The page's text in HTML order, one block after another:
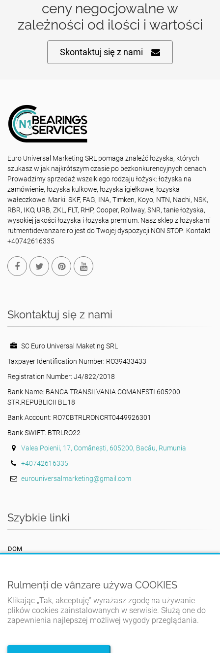
ceny negocjowalne w
zależności od ilości i wartości
Skontaktuj się z nami
Euro Universal Marketing SRL pomaga znaleźć łożyska, których
szukasz w jak najkrótszym czasie po bezkonkurencyjnych cenach.
Prowadzimy sprzedaż wszelkiego rodzaju łożysk: łożyska na
zamówienie, łożyska kulkowe, łożyska igiełkowe, łożyska
wałeczkowe. Marki: SKF, FAG, INA, Timken, Koyo, NTN, Nachi, NSK,
RBR, IKO, URB, ZKL, FLT, RHP, Cooper, Rollway, SNR, tanie łożyska,
wysokiej jakości łożyska i łożyska premium. Nasz sklep z łożyskami
rutmentidevanzare.ro jest do Twojej dyspozycji NON STOP: Kontakt
+40742616335
Skontaktuj się z nami
SC Euro Universal Maketing SRL
Taxpayer Identification Number: RO39433433
Registration Number: J4/822/2018
Bank Name: BANCA TRANSILVANIA COMANESTI 605200
STR.REPUBLICII BL.18
Bank Account: RO70BTRLRONCRT0449926301
Bank SWIFT: BTRLRO22
Valea Poienii, 17, Comănești, 605200, Bacău, Rumunia
+40742616335
eurouniversalmarketing@gmail.com
Szybkie linki
DOM
POLITYKA PRYWATNOŚCI
KONTAKT
Rulmenți de vânzare używa COOKIES
Klikając „Tak, akceptuję” wyrażasz zgodę na używanie
plików cookies zainstalowanych w serwisie. Służą one do
zapewnienia najlepszej możliwej wygody przeglądania.